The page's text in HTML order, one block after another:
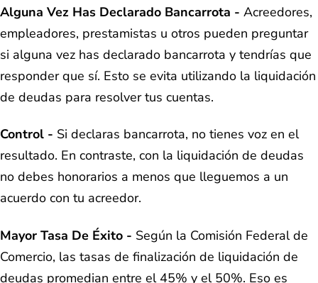
Alguna Vez Has Declarado Bancarrota - Acreedores,
empleadores, prestamistas u otros pueden preguntar
si alguna vez has declarado bancarrota y tendrías que
responder que sí. Esto se evita utilizando la liquidación
de deudas para resolver tus cuentas.
Control - Si declaras bancarrota, no tienes voz en el
resultado. En contraste, con la liquidación de deudas
no debes honorarios a menos que lleguemos a un
acuerdo con tu acreedor.
Mayor Tasa De Éxito - Según la Comisión Federal de
Comercio, las tasas de finalización de liquidación de
deudas promedian entre el 45% y el 50%. Eso es